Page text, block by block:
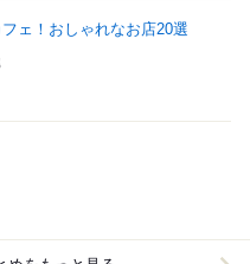
ェ！おしゃれなお店20選